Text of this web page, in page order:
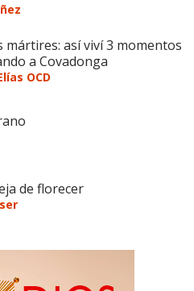
mártires: así viví 3 momentos
a Covadonga
OCD
de florecer